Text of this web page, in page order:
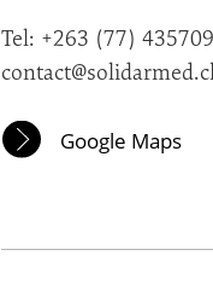
Tel: +263 (77)
Google Maps